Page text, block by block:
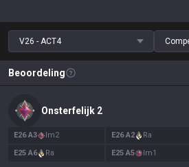
V26 - ACT4
Beoordeling
Onsterfelijk 2
E26A3 Im2 E26A2 Ra
E25 A6 Ra E25 A5 Im1